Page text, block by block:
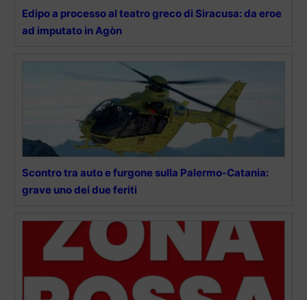
Edipo a processo al teatro greco di Siracusa: da eroe
ad imputato in Agòn
Scontro tra auto e furgone sulla Palermo-Catania:
grave uno dei due feriti